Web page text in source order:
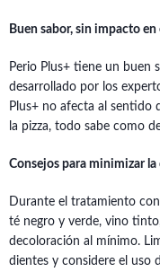
Buen sabor, sin impacto en
Perio Plus+ tiene un buen
desarrollado por los
Plus+ no afecta al sentido
la pizza, todo sabe como
Consejos para minimizar
Durante el tratamiento
té negro y verde, vino
decoloración al mínimo.
dientes y considere el uso